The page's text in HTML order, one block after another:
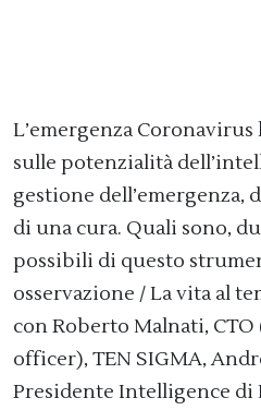
L’emergenza
sulle potenzialità
gestione dell’emergenza,
di una cura. Quali sono,
possibili di questo
osservazione / La vita al
con Roberto Malnati,
officer), TEN SIGMA,
Presidente Intelligence di